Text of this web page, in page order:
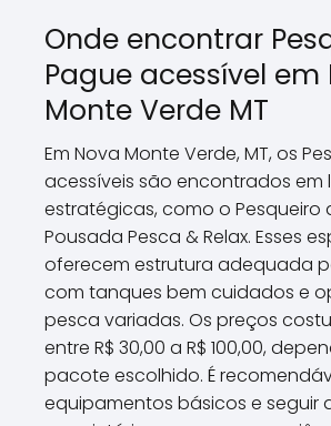
Onde encontrar
Pague acessível em
Monte Verde MT
Em Nova Monte Verde, MT, os
acessíveis são encontrados em
estratégicas, como o Pesqueiro
Pousada Pesca & Relax. Esses
oferecem estrutura adequada
com tanques bem cuidados e
pesca variadas. Os preços
entre R$ 30,00 a R$ 100,00,
pacote escolhido. É
equipamentos básicos e seguir